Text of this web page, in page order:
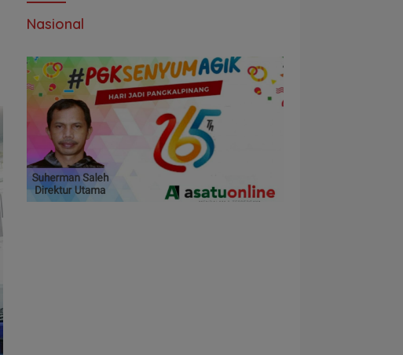
Nasional